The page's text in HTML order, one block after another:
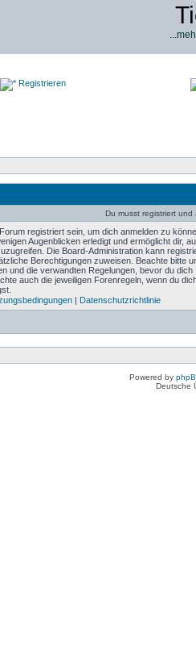
Registrieren
Du musst registriert
registriert sein, um dich anmelden zu
Augenblicken erledigt und ermöglicht dir,
Die Board-Administration kann
Berechtigungen zuweisen. Beachte bitte
und die verwandten Regelungen, bevor du dich
auch die jeweiligen Forenregeln, wenn du
| Datenschutzrichtlinie
Powered by
Deutsche